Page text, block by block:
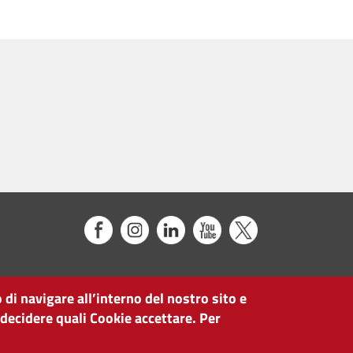
navigare all’interno del nostro sito e
quali Cookie accettare. Per